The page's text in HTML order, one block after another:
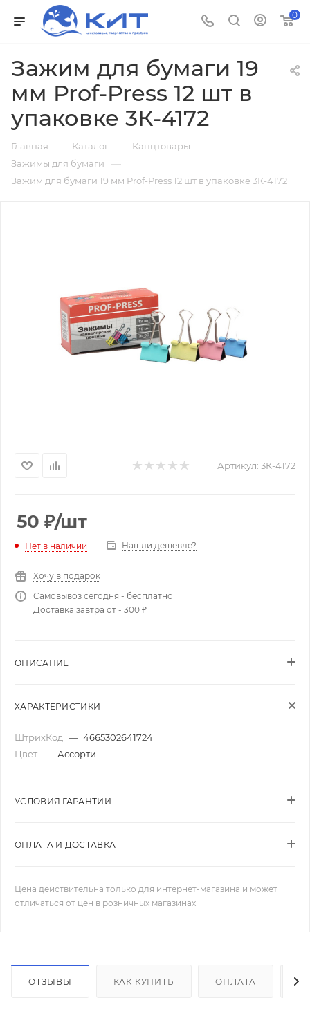
0
Зажим для бумаги 19
мм Prof-Press 12 шт в
упаковке 3К-4172
Главная — Каталог — Канцтовары —
Зажимы для бумаги —
Зажим для бумаги 19 мм Prof-Press 12 шт в упаковке 3К-4172
Артикул: 3К-4172
50 ₽/шт
Нет в наличии Нашли дешевле?
Хочу в подарок
Самовывоз сегодня - бесплатно
Доставка завтра от - 300 ₽
ОПИСАНИЕ
ХАРАКТЕРИСТИКИ
ШтрихКод — 4665302641724
Цвет — Ассорти
УСЛОВИЯ ГАРАНТИИ
ОПЛАТА И ДОСТАВКА
Цена действительна только для интернет-магазина и может
отличаться от цен в розничных магазинах
ОТЗЫВЫ КАК КУПИТЬ ОПЛАТА